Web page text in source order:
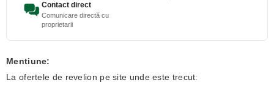
Contact direct
Comunicare directă cu
proprietarii
Mentiune:
La ofertele de revelion pe site unde este trecut: